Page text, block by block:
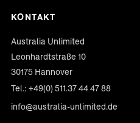
KONTAKT
Australia Unlimited
Leonhardtstraße 10
30175 Hannover
Tel.: +49(0) 511.37 44 47 88
info@australia-unlimited.de